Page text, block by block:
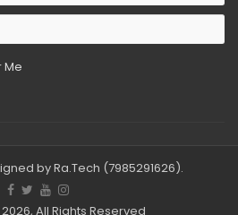
Me
by Ra.Tech (7985291626).
All Rights Reserved